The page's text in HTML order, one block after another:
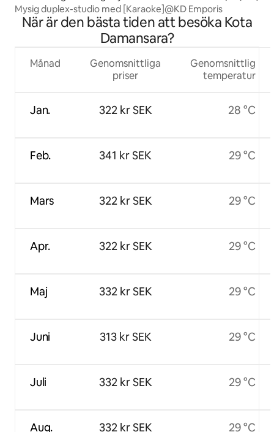
Mysig duplex-studio med [Karaoke]@KD Emporis
När är den bästa tiden att besöka Kota
Damansara?
Månad
Jan.
Feb.
Mars
Apr.
Maj
Juni
Juli
Aug.
Genomsnittliga
priser
322 kr SEK
341 kr SEK
322 kr SEK
322 kr SEK
332 kr SEK
313 kr SEK
332 kr SEK
332 kr SEK
Genomsnittlig
temperatur
28 °C
29 °C
29 °C
29 °C
29 °C
29 °C
29 °C
29 °C